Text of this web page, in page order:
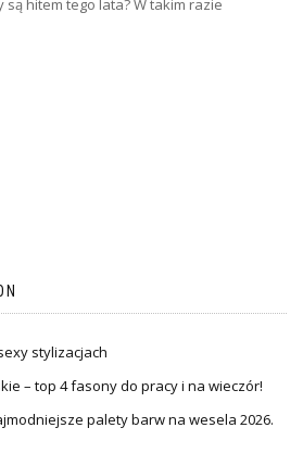
hitem tego lata? W takim razie
stylizacjach
– top 4 fasony do pracy i na wieczór!
palety barw na wesela 2026.